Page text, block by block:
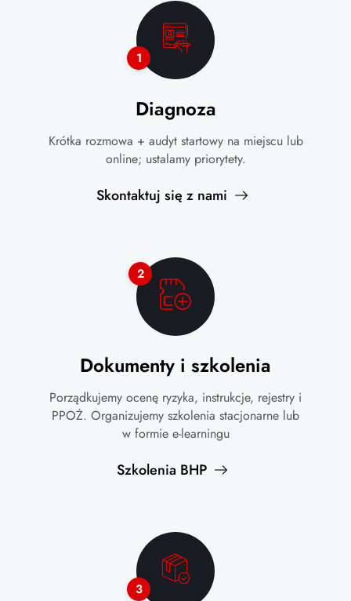
1
Diagnoza
Krótka rozmowa + audyt startowy na miejscu lub
online; ustalamy priorytety.
Skontaktuj się z nami
2
Dokumenty i szkolenia
Porządkujemy ocenę ryzyka, instrukcje, rejestry i
PPOŻ. Organizujemy szkolenia stacjonarne lub
w formie e-learningu
Szkolenia BHP
3